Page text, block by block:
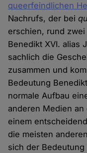
queerfeindlichen
Nachrufs, der bei
erschien, rund
Benedikt XVI. alias
sachlich die
zusammen und
Bedeutung
normale Aufbau
anderen Medien
einem
die meisten
sich der